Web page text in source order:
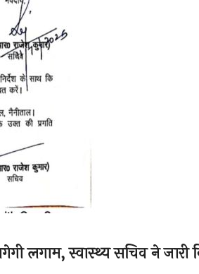
लगाम, स्वास्थ्य सचिव ने जारी